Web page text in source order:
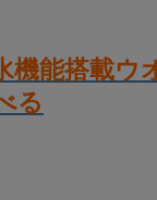
機能搭載
る